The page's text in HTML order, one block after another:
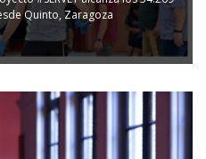
Quinto, Zaragoza